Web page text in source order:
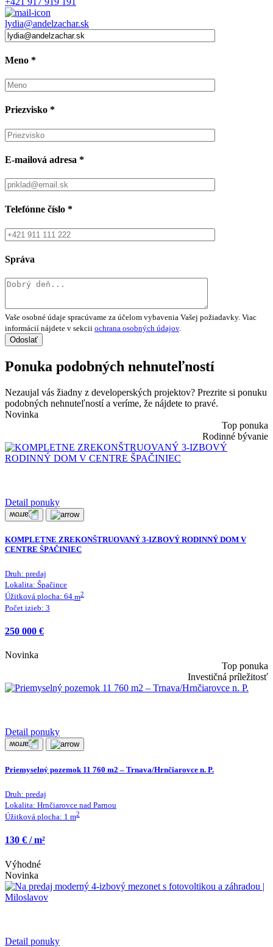
lydia@andelzachar.sk
Meno *
Priezvisko *
E-mailová adresa *
Telefónne číslo *
Správa
Vaše osobné údaje spracúvame za účelom vybavenia Vašej požiadavky. Viac
informácií nájdete v sekcii ochrana osobných údajov.
Ponuka podobných nehnuteľností
Nezaujal vás žiadny z developerských projektov? Prezrite si ponuku
podobných nehnuteľností a veríme, že nájdete to pravé.
Novinka
Top ponuka
Rodinné bývanie
Detail ponuky
KOMPLETNE ZREKONŠTRUOVANÝ 3-IZBOVÝ RODINNÝ DOM V
CENTRE ŠPAČINIEC
Druh: predaj
Lokalita: Špačince
Úžitková plocha: 64 m2
Počet izieb: 3
250 000 €
Novinka
Top ponuka
Investičná príležitosť
Detail ponuky
Priemyselný pozemok 11 760 m2 – Trnava/Hrnčiarovce n. P.
Druh: predaj
Lokalita: Hrnčiarovce nad Parnou
Úžitková plocha: 1 m2
130 € / m²
Výhodné
Novinka
Detail ponuky